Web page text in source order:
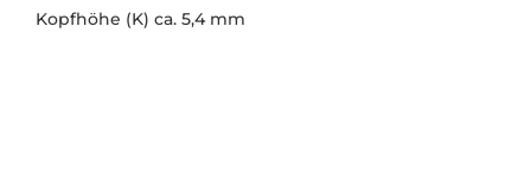
Kopfhöhe (K) ca. 5,4 mm